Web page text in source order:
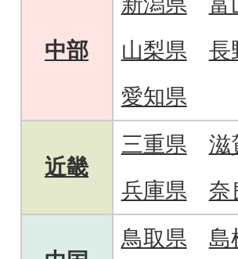
中部
山梨県
長
愛知県
近畿
三重県 滋
兵庫県
奈
鳥取県 島